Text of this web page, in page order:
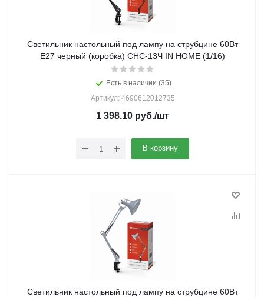
Светильник настольный под лампу на струбцине 60Вт
E27 черный (коробка) СНС-13Ч IN HOME (1/16)
Есть в наличии (35)
Артикул: 4690612012735
1 398.10 руб./шт
В корзину
Светильник настольный под лампу на струбцине 60Вт